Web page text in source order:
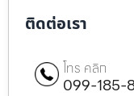
ติดต่อเรา
โทร คลิก
099-185-